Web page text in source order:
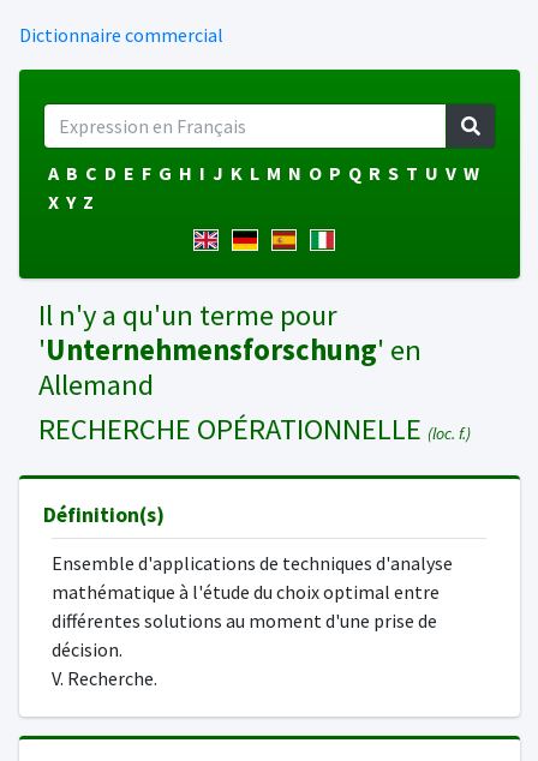
Dictionnaire commercial
A B C D E F G H I J K L M N O P Q R S T U V W
X Y Z
Il n'y a qu'un terme pour
'Unternehmensforschung' en
Allemand
RECHERCHE OPÉRATIONNELLE (loc. f.)
Définition(s)
Ensemble d'applications de techniques d'analyse
mathématique à l'étude du choix optimal entre
différentes solutions au moment d'une prise de
décision.
V. Recherche.